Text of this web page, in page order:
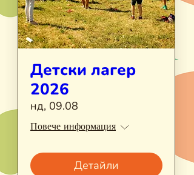
Детски лагер
2026
нд, 09.08
Повече информация
Детайли